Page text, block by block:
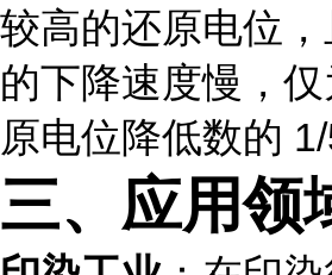
较高的还原电位
的下降速度慢，
原电位降低数的 1/
三、应用领